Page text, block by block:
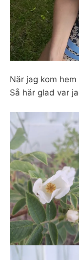
När jag kom
Så här glad var